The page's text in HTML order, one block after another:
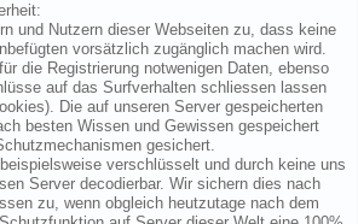
und Nutzern dieser Webseiten zu, dass keine
vorsätzlich zugänglich machen wird.
die Registrierung notwenigen Daten, ebenso
auf das Surfverhalten schliessen lassen
Die auf unseren Server gespeicherten
besten Wissen und Gewissen gespeichert
gesichert.
verschlüsselt und durch keine uns
Server decodierbar. Wir sichern dies nach
zu, wenn obgleich heutzutage nach dem